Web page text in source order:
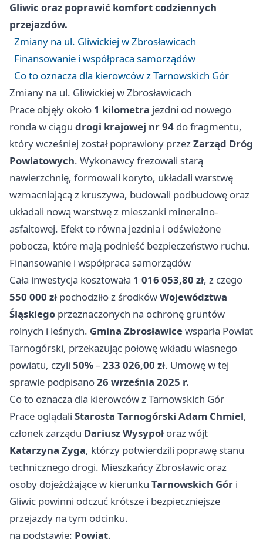
Gliwic oraz poprawić komfort codziennych
przejazdów.
Zmiany na ul. Gliwickiej w Zbrosławicach
Finansowanie i współpraca samorządów
Co to oznacza dla kierowców z Tarnowskich Gór
Zmiany na ul. Gliwickiej w Zbrosławicach
Prace objęły około 1 kilometra jezdni od nowego
ronda w ciągu drogi krajowej nr 94 do fragmentu,
który wcześniej został poprawiony przezZarząd Dróg
Powiatowych. Wykonawcy frezowali starą
nawierzchnię, formowali koryto, układali warstwę
wzmacniającą z kruszywa, budowali podbudowę oraz
układali nową warstwę z mieszanki mineralno-
asfaltowej. Efekt to równa jezdnia i odświeżone
pobocza, które mają podnieść bezpieczeństwo ruchu.
Finansowanie i współpraca samorządów
Cała inwestycja kosztowała 1 016 053,80 zł, z czego
550 000 zł pochodziło z środkówWojewództwa
Śląskiego przeznaczonych na ochronę gruntów
rolnych i leśnych. Gmina Zbrosławicewsparła Powiat
Tarnogórski, przekazując połowę wkładu własnego
powiatu, czyli 50%–233 026,00 zł. Umowę w tej
sprawie podpisano26 września 2025 r.
Co to oznacza dla kierowców z Tarnowskich Gór
Prace oglądali Starosta Tarnogórski Adam Chmiel,
członek zarządu Dariusz Wysypoł oraz wójt
Katarzyna Zyga, którzy potwierdzili poprawę stanu
technicznego drogi. Mieszkańcy Zbrosławic oraz
osoby dojeżdżające w kierunku Tarnowskich Gór i
Gliwic powinni odczuć krótsze i bezpieczniejsze
przejazdy na tym odcinku.
na podstawie: Powiat.